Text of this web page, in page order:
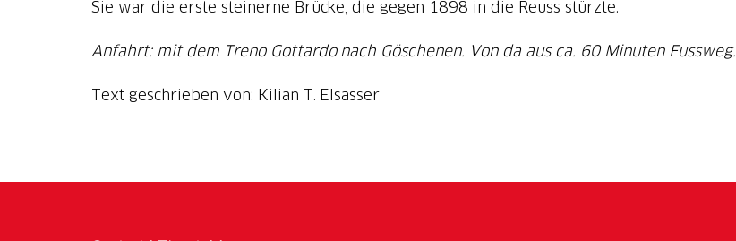
Sie war die erste steinerne Brücke, die gegen 1898 in die Reuss stürzte.
Anfahrt: mit dem Treno Gottardo nach Göschenen. Von da aus ca. 60 Minuten Fussweg.
Text geschrieben von: Kilian T. Elsasser